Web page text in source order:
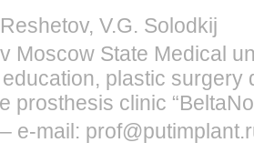
V.G. Solodkij
Moscow State Medical
plastic surgery
prosthesis clinic
e-mail: